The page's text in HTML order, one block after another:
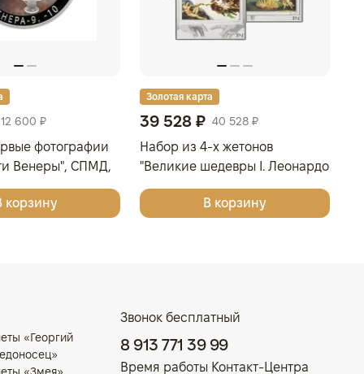
12 600 ₽
фотографии
Венеры", СПМД,
31,1 гр., проба
корзину
Золотая карта
39 528 ₽ 40 528 ₽
Набор из 4-х жетонов
"Великие шедевры I. Леонардо
да Винчи, Сандро Боттичелли,
Микеланджело, Винсент ван
В корзину
«Георгий
«Змея»
Звонок бесплатный
8 913 771 39 99
Время работы Контакт-Центра